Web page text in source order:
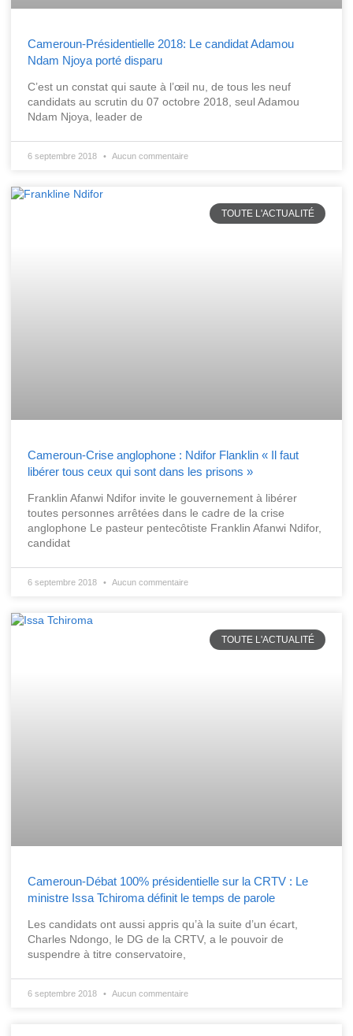
Cameroun-Présidentielle 2018: Le candidat Adamou
Ndam Njoya porté disparu
C’est un constat qui saute à l’œil nu, de tous les neuf
candidats au scrutin du 07 octobre 2018, seul Adamou
Ndam Njoya, leader de
6 septembre 2018 Aucun commentaire
TOUTE L'ACTUALITÉ
Cameroun-Crise anglophone : Ndifor Flanklin « Il faut
libérer tous ceux qui sont dans les prisons »
Franklin Afanwi Ndifor invite le gouvernement à libérer
toutes personnes arrêtées dans le cadre de la crise
anglophone Le pasteur pentecôtiste Franklin Afanwi Ndifor,
candidat
6 septembre 2018 Aucun commentaire
TOUTE L'ACTUALITÉ
Cameroun-Débat 100% présidentielle sur la CRTV : Le
ministre Issa Tchiroma définit le temps de parole
Les candidats ont aussi appris qu’à la suite d’un écart,
Charles Ndongo, le DG de la CRTV, a le pouvoir de
suspendre à titre conservatoire,
6 septembre 2018 Aucun commentaire